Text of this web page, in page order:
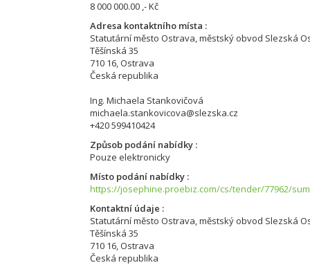
8 000 000.00 ,- Kč
Adresa kontaktního místa
Statutární město Ostrava, městský obvod Slezská
Těšínská 35
710 16, Ostrava
Česká republika
Ing. Michaela Stankovičová
michaela.stankovicova@slezska.cz
+420 599410424
Způsob podání nabídky
Pouze elektronicky
Místo podání nabídky
https://josephine.proebiz.com/cs/tender/77962/
Kontaktní údaje
Statutární město Ostrava, městský obvod Slezská
Těšínská 35
710 16, Ostrava
Česká republika